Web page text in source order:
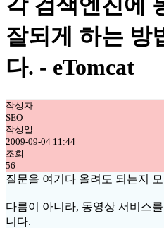
각 검색엔진에
잘되게 하는 방
다. - eTomcat
작성자
SEO
작성일
2009-09-04 11:44
조회
56
질문을 여기다 올려도 되는지
다름이 아니라, 동영상 서비스
니다.